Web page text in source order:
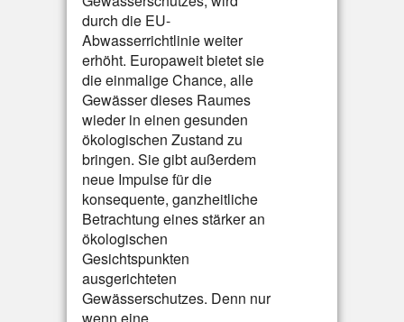
durch die EU-
Abwasserrichtlinie weiter
erhöht. Europaweit bietet sie
die einmalige Chance, alle
Gewässer dieses Raumes
wieder in einen gesunden
ökologischen Zustand zu
bringen. Sie gibt außerdem
neue Impulse für die
konsequente, ganzheitliche
Betrachtung eines stärker an
ökologischen
Gesichtspunkten
ausgerichteten
Gewässerschutzes. Denn nur